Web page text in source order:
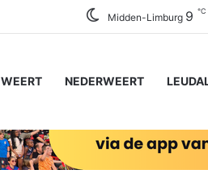
Midden-Limburg 9 ℃
WEERT NEDERWEERT